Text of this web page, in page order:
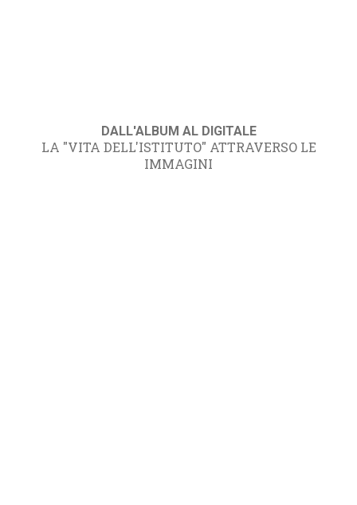
DALL'ALBUM AL DIGITALE
LA "VITA DELL'ISTITUTO" ATTRAVERSO LE
IMMAGINI